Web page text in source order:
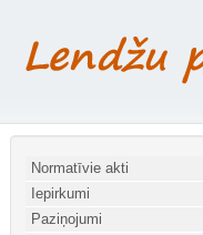
Normatīvie akti
Iepirkumi
Paziņojumi